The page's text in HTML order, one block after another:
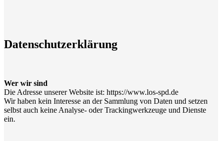
Datenschutzerklärung
Wer wir sind
Die Adresse unserer Website ist: https://www.los-spd.de
Wir haben kein Interesse an der Sammlung von Daten und setzen
selbst auch keine Analyse- oder Trackingwerkzeuge und Dienste
ein.